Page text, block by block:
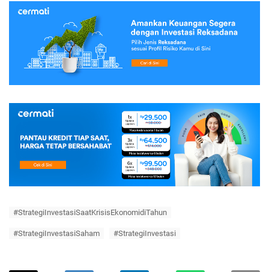
#StrategiInvestasiSaatKrisisEkonomidiTahun
#StrategiInvestasiSaham #StrategiInvestasi